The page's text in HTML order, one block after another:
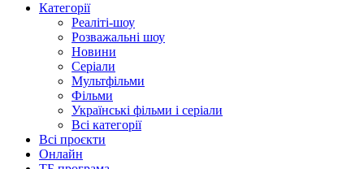
Категорії
Реаліті-шоу
Розважальні шоу
Новини
Серіали
Мультфільми
Фільми
Українські фільми і серіали
Всі категорії
Всі проєкти
Онлайн